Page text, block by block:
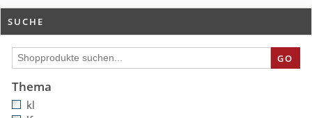
SUCHE
GO
Thema
kl